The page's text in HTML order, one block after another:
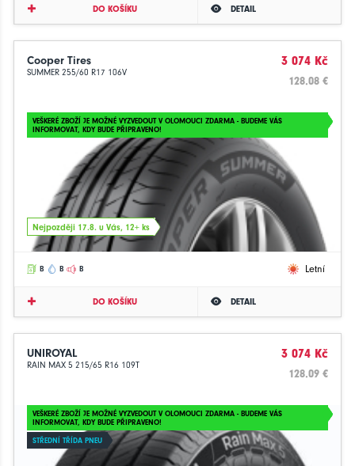
DO KOŠÍKU DETAIL
Cooper Tires
SUMMER 255/60 R17 106V
3 074 Kč
128.08 €
VEŠKERÉ ZBOŽÍ JE MOŽNÉ VYZVEDOUT V OLOMOUCI ZDARMA - BUDEME VÁS
INFORMOVAT, KDY BUDE PŘIPRAVENO!
Nejpozději 17.8. u Vás, 12+ ks
B B B Letní
DO KOŠÍKU DETAIL
UNIROYAL
RAIN MAX 5 215/65 R16 109T
3 074 Kč
128.09 €
VEŠKERÉ ZBOŽÍ JE MOŽNÉ VYZVEDOUT V OLOMOUCI ZDARMA - BUDEME VÁS
INFORMOVAT, KDY BUDE PŘIPRAVENO!
STŘEDNÍ TŘÍDA PNEU